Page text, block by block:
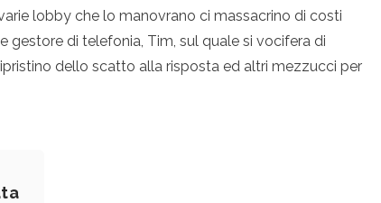
lobby che lo manovrano ci massacrino di costi
gestore di telefonia, Tim, sul quale si vocifera di
dello scatto alla risposta ed altri mezzucci per